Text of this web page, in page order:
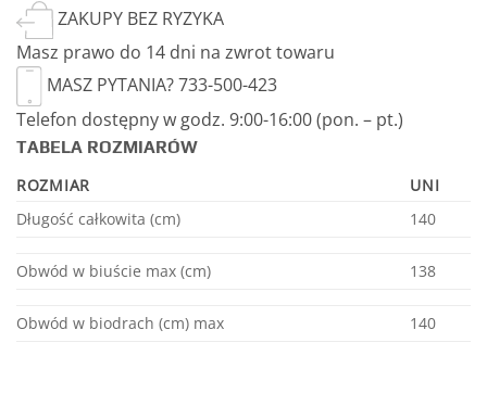
ZAKUPY BEZ RYZYKA
Masz prawo do 14 dni na zwrot towaru
MASZ PYTANIA? 733-500-423
Telefon dostępny w godz. 9:00-16:00 (pon. – pt.)
TABELA ROZMIARÓW
ROZMIAR
UNI
Długość całkowita (cm)
140
Obwód w biuście max (cm) 138
Obwód w biodrach (cm) max 140